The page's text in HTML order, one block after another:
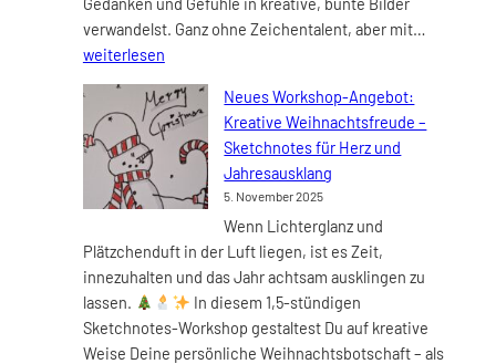
Uhr
verwandelst. Ganz ohne Zeichentalent, aber mit…
weiterlesen
Neues Workshop-Angebot:
Kreative Weihnachtsfreude –
Sketchnotes für Herz und
Jahresausklang
5. November 2025
Wenn Lichterglanz und
Plätzchenduft in der Luft liegen, ist es Zeit,
innezuhalten und das Jahr achtsam ausklingen zu
lassen.
In diesem 1,5-stündigen
Sketchnotes-Workshop gestaltest Du auf kreative
Weise Deine persönliche Weihnachtsbotschaft – als